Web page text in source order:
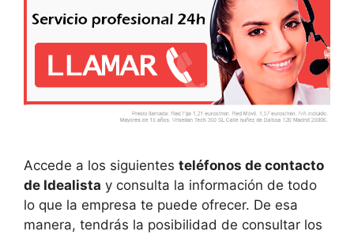
Accede a los siguientes teléfonos de contacto
de Idealista y consulta la información de todo
lo que la empresa te puede ofrecer. De esa
manera, tendrás la posibilidad de consultar los